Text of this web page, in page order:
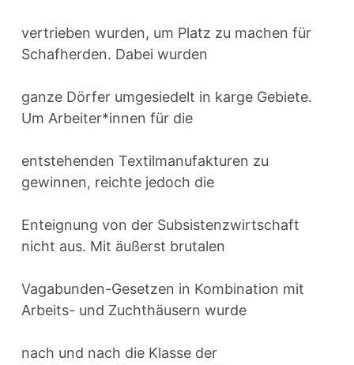
vertrieben wurden, um Platz zu machen für
Schafherden. Dabei wurden
ganze Dörfer umgesiedelt in karge Gebiete.
Um Arbeiter*innen für die
entstehenden Textilmanufakturen zu
gewinnen, reichte jedoch die
Enteignung von der Subsistenzwirtschaft
nicht aus. Mit äußerst brutalen
Vagabunden-Gesetzen in Kombination mit
Arbeits- und Zuchthäusern wurde
nach und nach die Klasse der